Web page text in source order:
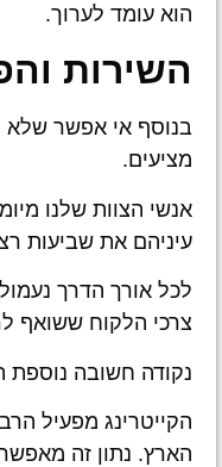
הוא עומד לערוך.
השירות
בנוסף אי אפשר שלא
מציעים.
אנשי הצוות שלנו
עיניהם את שביעות
לכל אורך הדרך
צרכי הלקוח ששואף
נקודה חשובה נוספת
הקייטרינג מפעיל
הארץ. נתון זה מאפשר